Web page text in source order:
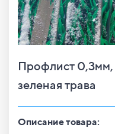
Профлист 0,3мм,
зеленая трава
Описание товара: